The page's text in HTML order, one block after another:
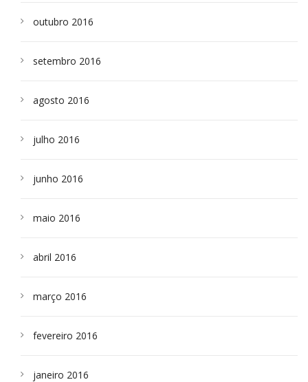
outubro 2016
setembro 2016
agosto 2016
julho 2016
junho 2016
maio 2016
abril 2016
março 2016
fevereiro 2016
janeiro 2016